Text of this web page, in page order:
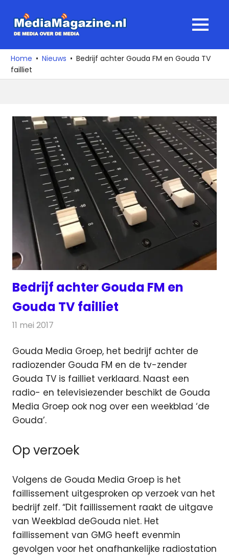
naar
media
over
de
MENU
Home Nieuws
Bedrijf achter Gouda FM en Gouda TV
failliet
Bedrijf achter Gouda FM en
Gouda TV failliet
11 mei 2017
Gouda Media Groep, het bedrijf achter de
radiozender Gouda FM en de tv-zender
Gouda TV is failliet verklaard. Naast een
radio- en televisiezender beschikt de Gouda
Media Groep ook nog over een weekblad ‘de
Gouda’.
Op verzoek
Volgens de Gouda Media Groep is het
faillissement uitgesproken op verzoek van het
bedrijf zelf. “Dit faillissement raakt de uitgave
van Weekblad deGouda niet. Het
faillissement van GMG heeft evenmin
gevolgen voor het onafhankelijke radiostation